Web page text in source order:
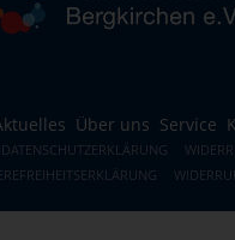
Über uns Service
DATENSCHUTZERKLÄRUNG